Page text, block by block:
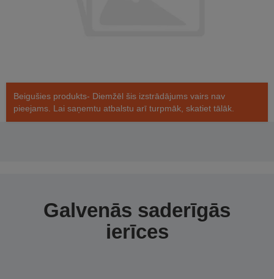
Beigušies produkts- Diemžēl šis izstrādājums vairs nav
pieejams. Lai saņemtu atbalstu arī turpmāk, skatiet tālāk.
Galvenās saderīgās
ierīces